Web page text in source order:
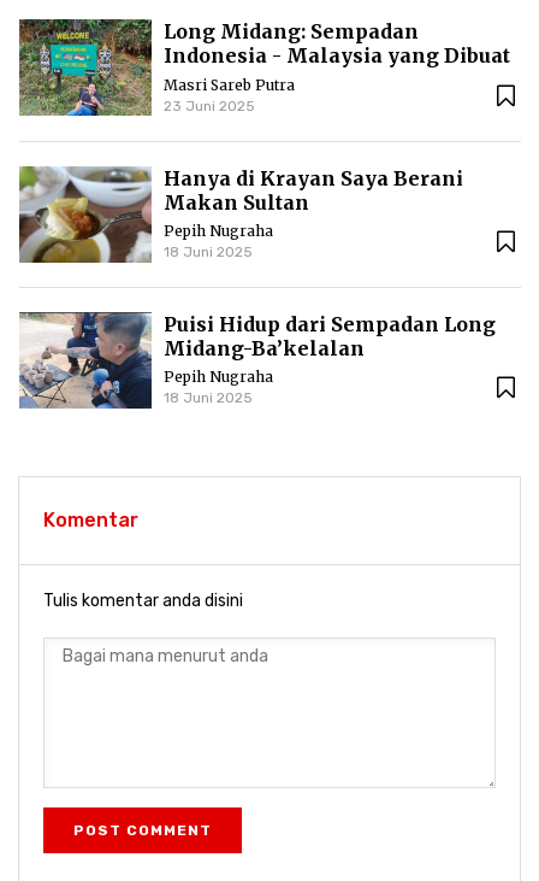
Long Midang: Sempadan
Indonesia - Malaysia yang Dibuat
Kolonial
Masri Sareb Putra
23 Juni 2025
Hanya di Krayan Saya Berani
Makan Sultan
Pepih Nugraha
18 Juni 2025
Puisi Hidup dari Sempadan Long
Midang-Ba’kelalan
Pepih Nugraha
18 Juni 2025
Komentar
Tulis komentar anda disini
POST COMMENT